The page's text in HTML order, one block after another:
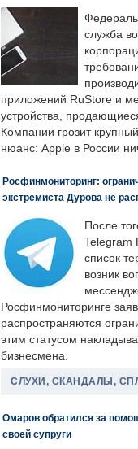
служба
приложений RuStore и
устройства,
Компании грозит
нюанс: Apple в России
Росфинмониторинг:
экстремиста Дурова не
После
Telegram
список
возник
Росфинмониторинге
распространяются
этим статусом
бизнесмена.
СЛУХИ, СКАНДАЛЫ,
Омаров обратился за
своей супруги